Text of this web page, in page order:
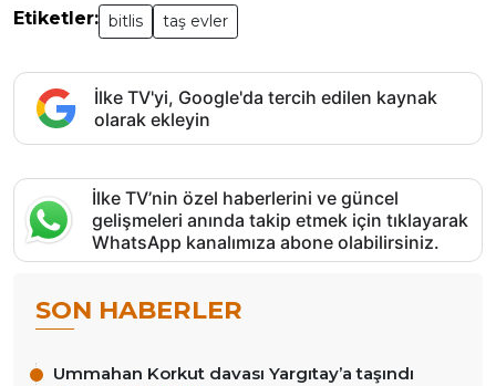
Etiketler: bitlis taş evler
İlke TV'yi, Google'da tercih edilen kaynak
olarak ekleyin
İlke TV’nin özel haberlerini ve güncel
gelişmeleri anında takip etmek için tıklayarak
WhatsApp kanalımıza abone olabilirsiniz.
SON HABERLER
Ummahan Korkut davası Yargıtay’a taşındı